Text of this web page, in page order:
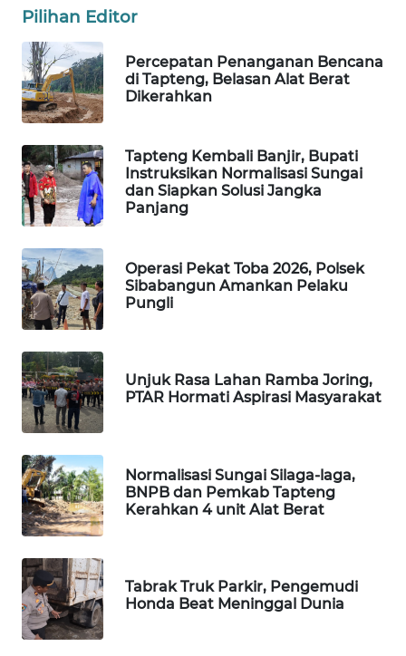
Pilihan Editor
Percepatan Penanganan Bencana
di Tapteng, Belasan Alat Berat
Dikerahkan
Tapteng Kembali Banjir, Bupati
Instruksikan Normalisasi Sungai
dan Siapkan Solusi Jangka
Panjang
Operasi Pekat Toba 2026, Polsek
Sibabangun Amankan Pelaku
Pungli
Unjuk Rasa Lahan Ramba Joring,
PTAR Hormati Aspirasi Masyarakat
Normalisasi Sungai Silaga-laga,
BNPB dan Pemkab Tapteng
Kerahkan 4 unit Alat Berat
Tabrak Truk Parkir, Pengemudi
Honda Beat Meninggal Dunia
WAHANA
LISTRIK
WAHANA
WAHANA
TV
WAHANANEWS
ID
WAHANANEWS
CO ID
WAHANANEWS
NET
SPORT
WAHANA
UMKM
WAHANA
SELEB